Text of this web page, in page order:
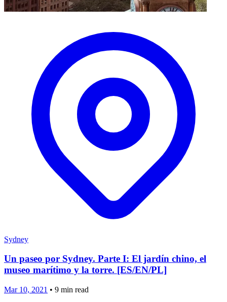
Sydney
Un paseo por Sydney. Parte I: El jardín chino, el
museo marítimo y la torre. [ES/EN/PL]
Mar 10, 2021 • 9 min read